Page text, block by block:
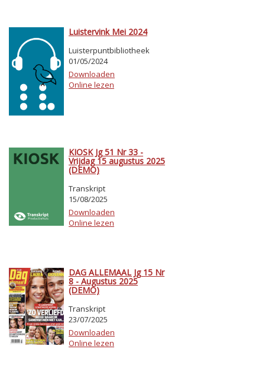
Luistervink Mei 2024
Luisterpuntbibliotheek
01/05/2024
Downloaden
Online lezen
KIOSK Jg 51 Nr 33 -
Vrijdag 15 augustus 2025
(DEMO)
Transkript
15/08/2025
Downloaden
Online lezen
DAG ALLEMAAL Jg 15 Nr
8 - Augustus 2025
(DEMO)
Transkript
23/07/2025
Downloaden
Online lezen